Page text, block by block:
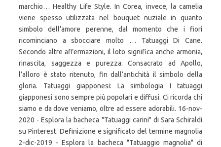
marchio… Healthy Life Style. In Corea, invece, la camelia
viene spesso utilizzata nel bouquet nuziale in quanto
simbolo dell'amore perenne, dal momento che i fiori
ricominciano a sbocciare molto … Tatuaggi Di Cane.
Secondo altre affermazioni, il loto significa anche armonia,
rinascita, saggezza e purezza. Consacrato ad Apollo,
l’alloro è stato ritenuto, fin dall’antichità il simbolo della
gloria. Tatuaggi giapponesi: La simbologia I tatuaggi
giapponesi sono sempre più popolari e diffusi. Ci ricorda chi
siamo e da dove veniamo, oltre ad essere adorabili. 16-nov-
2020 - Esplora la bacheca "Tatuaggi carini" di Sara Schiraldi
su Pinterest. Definizione e significato del termine magnolia
2-dic-2019 - Esplora la bacheca "Tatuaggio magnolia" di